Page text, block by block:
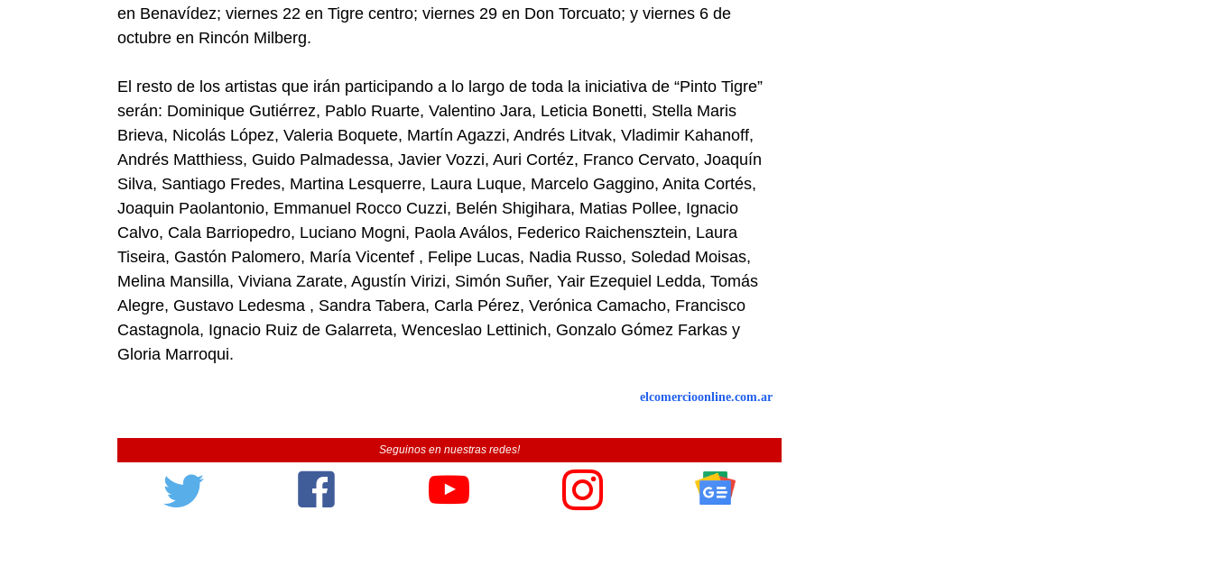
en Benavídez; viernes 22 en Tigre centro; viernes 29 en Don Torcuato; y viernes 6 de
octubre en Rincón Milberg.
El resto de los artistas que irán participando a lo largo de toda la iniciativa de “Pinto Tigre”
serán: Dominique Gutiérrez, Pablo Ruarte, Valentino Jara, Leticia Bonetti, Stella Maris
Brieva, Nicolás López, Valeria Boquete, Martín Agazzi, Andrés Litvak, Vladimir Kahanoff,
Andrés Matthiess, Guido Palmadessa, Javier Vozzi, Auri Cortéz, Franco Cervato, Joaquín
Silva, Santiago Fredes, Martina Lesquerre, Laura Luque, Marcelo Gaggino, Anita Cortés,
Joaquin Paolantonio, Emmanuel Rocco Cuzzi, Belén Shigihara, Matias Pollee, Ignacio
Calvo, Cala Barriopedro, Luciano Mogni, Paola Aválos, Federico Raichensztein, Laura
Tiseira, Gastón Palomero, María Vicentef , Felipe Lucas, Nadia Russo, Soledad Moisas,
Melina Mansilla, Viviana Zarate, Agustín Virizi, Simón Suñer, Yair Ezequiel Ledda, Tomás
Alegre, Gustavo Ledesma , Sandra Tabera, Carla Pérez, Verónica Camacho, Francisco
Castagnola, Ignacio Ruiz de Galarreta, Wenceslao Lettinich, Gonzalo Gómez Farkas y
Gloria Marroqui.
elcomercioonline.com.ar
Seguinos en nuestras redes!